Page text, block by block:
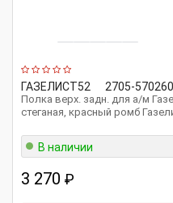
ГАЗЕЛИСТ52 2705-
Полка верх. задн. для а/м
стеганая, красный ромб
В наличии
3 270 ₽